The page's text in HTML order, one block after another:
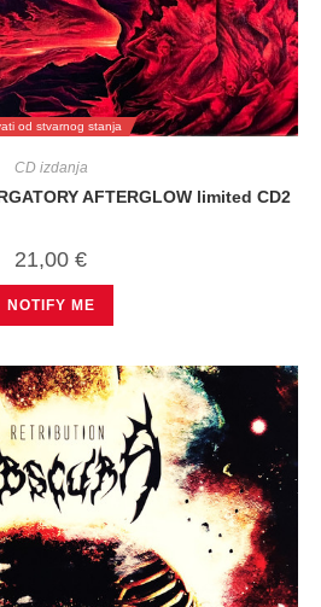
od stvarnog stanja
CD izdanja
AFTERGLOW limited CD2
21,00 €
NOTIFY ME